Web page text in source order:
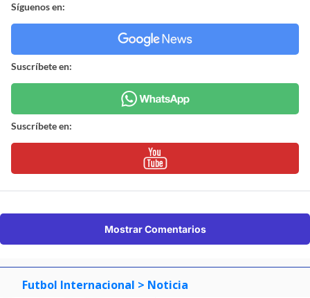
Síguenos en:
Suscríbete en:
Suscríbete en:
Mostrar Comentarios
Futbol Internacional > Noticia